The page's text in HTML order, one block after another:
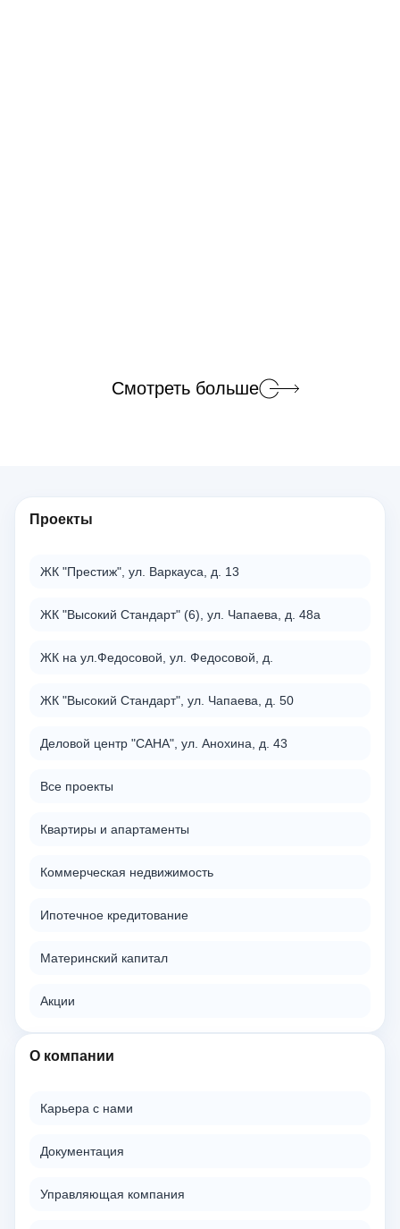
Смотреть больше
Проекты
ЖК "Престиж", ул. Варкауса, д. 13
ЖК "Высокий Стандарт" (6), ул. Чапаева, д. 48а
ЖК на ул.Федосовой, ул. Федосовой, д.
ЖК "Высокий Стандарт", ул. Чапаева, д. 50
Деловой центр "САНА", ул. Анохина, д. 43
Все проекты
Квартиры и апартаменты
Коммерческая недвижимость
Ипотечное кредитование
Материнский капитал
Акции
О компании
Карьера с нами
Документация
Управляющая компания